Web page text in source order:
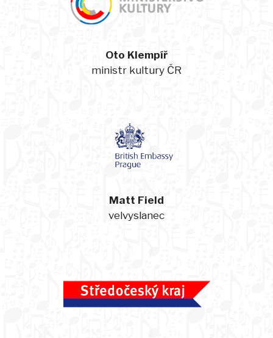
Oto Klempíř
ministr kultury ČR
Matt Field
velvyslanec